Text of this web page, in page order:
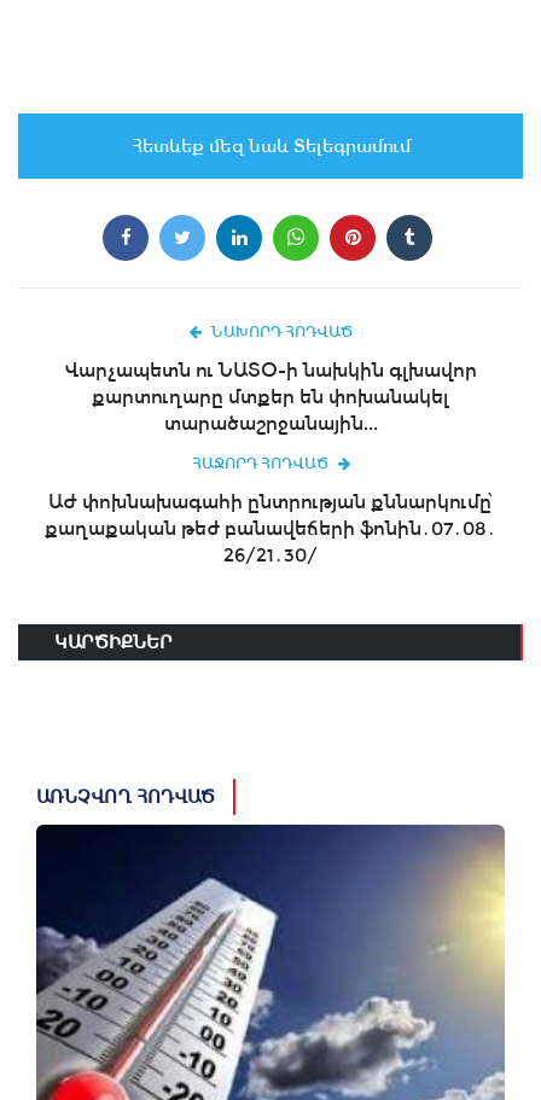
Հետևեք մեզ նաև Տելեգրամում
ՆԱԽՈՐԴ ՀՈԴՎԱԾ
Վարչապետն ու ՆԱՏՕ-ի նախկին գլխավոր
քարտուղարը մտքեր են փոխանակել
տարածաշրջանային...
ՀԱՋՈՐԴ ՀՈԴՎԱԾ
ԱԺ փոխնախագահի ընտրության քննարկումը՝
քաղաքական թեժ բանավեճերի ֆոնին․07․08․
26/21․30/
ԿԱՐԾԻՔՆԵՐ
ԱՌՆՉՎՈՂ ՀՈԴՎԱԾ